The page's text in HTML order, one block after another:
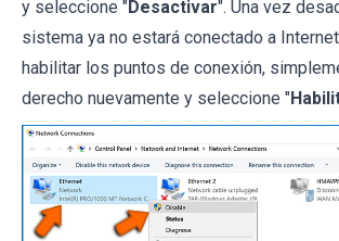
y seleccione "Desactivar". Una vez
sistema ya no estará conectado a
habilitar los puntos de conexión,
derecho nuevamente y seleccione "